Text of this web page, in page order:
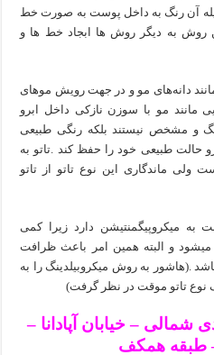
آن رنگ به داخل پوست به صورت خط
روش به دیگر روش ها ابجاد خط ها و
دانه‌های مو و در جهت رویش موهای
مانند مو با سوزن نازکی داخل ابرو
و مشخص نیستند بلکه رنگی طبیعی
حالت طبیعی خود را حفظ کند .تاتو به
ماندگاری این نوع تاتو از تاتو
به میکروپیگمنتیشن دارد زیرا کمی
و البته همین امر باعث ظرافت
.(هاشور به روش میکروبیلدینگ را به
نوع تاتو موقت در نظر گرفت)
– خیابان آپادانا –